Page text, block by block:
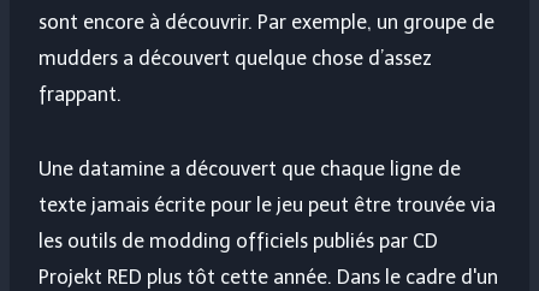
sont encore à découvrir. Par exemple, un groupe de
mudders a découvert quelque chose d’assez
frappant.
Une datamine a découvert que chaque ligne de
texte jamais écrite pour le jeu peut être trouvée via
les outils de modding officiels publiés par CD
Projekt RED plus tôt cette année. Dans le cadre d'un